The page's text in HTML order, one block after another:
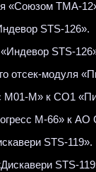
«Союзом ТМА-
STS-126».
STS-
отсек-модуля
М01-М» к СО1
М-66» к
STS-119».
STS-